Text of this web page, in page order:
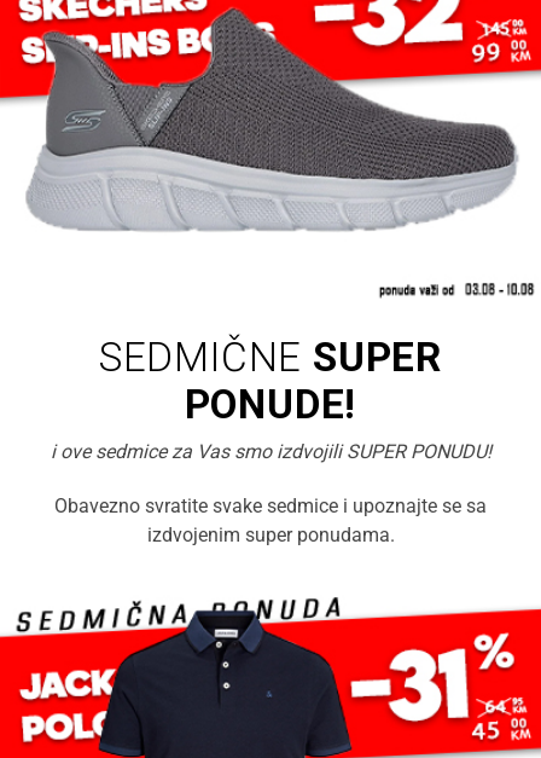
SEDMIČNE SUPER
PONUDE!
i ove sedmice za Vas smo izdvojili SUPER PONUDU!
Obavezno svratite svake sedmice i upoznajte se sa
izdvojenim super ponudama.